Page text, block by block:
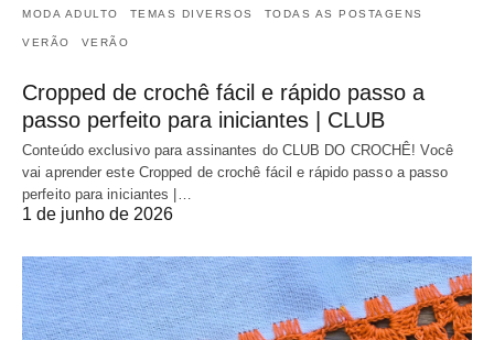
MODA ADULTO TEMAS DIVERSOS TODAS AS POSTAGENS
VERÃO VERÃO
Cropped de crochê fácil e rápido passo a
passo perfeito para iniciantes | CLUB
Conteúdo exclusivo para assinantes do CLUB DO CROCHÊ! Você
vai aprender este Cropped de crochê fácil e rápido passo a passo
perfeito para iniciantes |…
1 de junho de 2026